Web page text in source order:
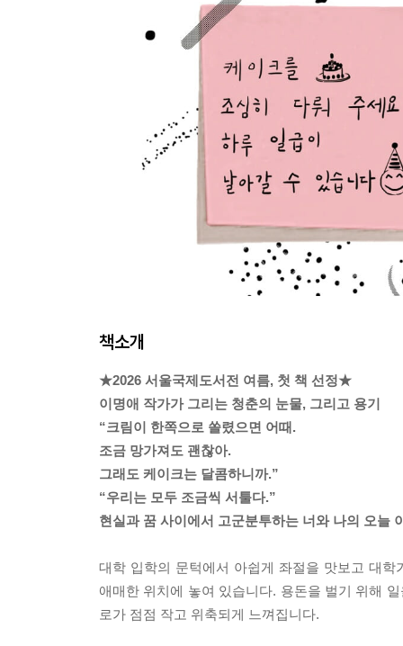
책소개
★2026 서울국제도서전 여름, 첫 책 선정★
이명애 작가가 그리는 청춘의 눈물, 그리고 용기
“크림이 한쪽으로 쏠렸으면 어때.
조금 망가져도 괜찮아.
그래도 케이크는 달콤하니까.”
“우리는 모두 조금씩 서툴다.”
현실과 꿈 사이에서 고군분투하는 너와 나의 오늘
대학 입학의 문턱에서 아쉽게 좌절을 맛보고 대
애매한 위치에 놓여 있습니다. 용돈을 벌기 위해
로가 점점 작고 위축되게 느껴집니다.